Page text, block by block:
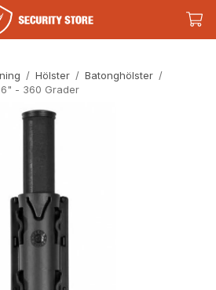
/ Hölster / Batonghölster /
- 360 Grader